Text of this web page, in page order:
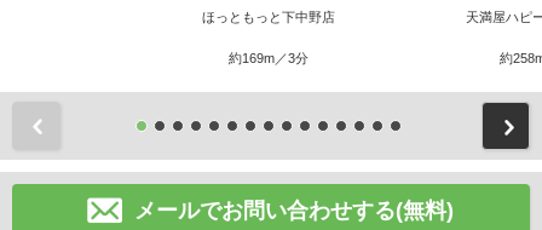
ほっともっと下中野店
約169m／3分
天満屋ハピ
約
メールでお問い合わせする(無料)